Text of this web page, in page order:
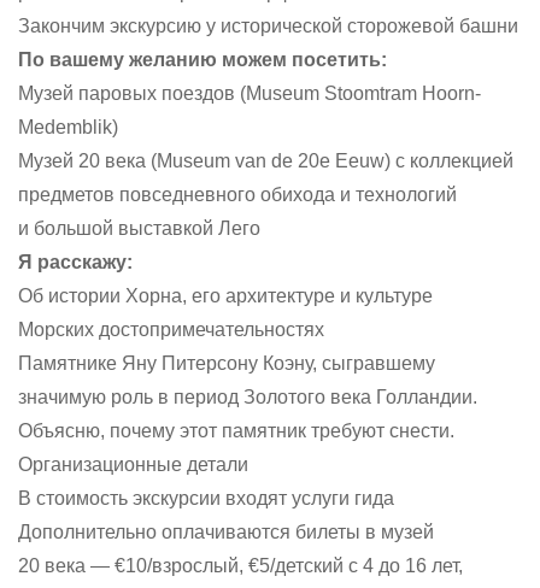
Закончим экскурсию у исторической сторожевой башни
По вашему желанию можем посетить:
Музей паровых поездов (Museum Stoomtram Hoorn-
Medemblik)
Музей 20 века (Museum van de 20e Eeuw) с коллекцией
предметов повседневного обихода и технологий
и большой выставкой Лего
Я расскажу:
Об истории Хорна, его архитектуре и культуре
Морских достопримечательностях
Памятнике Яну Питерсону Коэну, сыгравшему
значимую роль в период Золотого века Голландии.
Объясню, почему этот памятник требуют снести.
Организационные детали
В стоимость экскурсии входят услуги гида
Дополнительно оплачиваются билеты в музей
20 века — €10/взрослый, €5/детский с 4 до 16 лет,